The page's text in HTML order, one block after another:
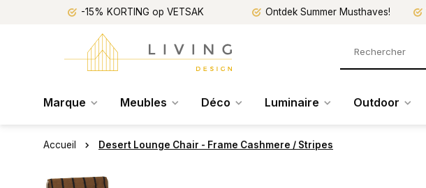
-15% KORTING op VETSAK Ontdek Summer Musthaves!
Marque Meubles Déco Luminaire Outdoor
Accueil Desert Lounge Chair - Frame Cashmere / Stripes